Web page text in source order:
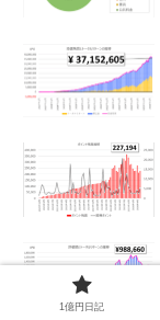
1億円日記